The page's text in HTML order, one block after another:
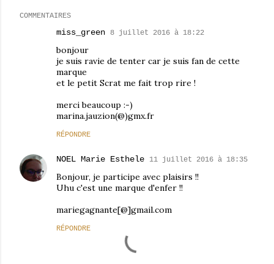
COMMENTAIRES
miss_green 8 juillet 2016 à 18:22
bonjour
je suis ravie de tenter car je suis fan de cette
marque
et le petit Scrat me fait trop rire !
merci beaucoup :-)
marina.jauzion(@)gmx.fr
RÉPONDRE
NOEL Marie Esthele 11 juillet 2016 à 18:35
Bonjour, je participe avec plaisirs !!
Uhu c'est une marque d'enfer !!
mariegagnante[@]gmail.com
RÉPONDRE